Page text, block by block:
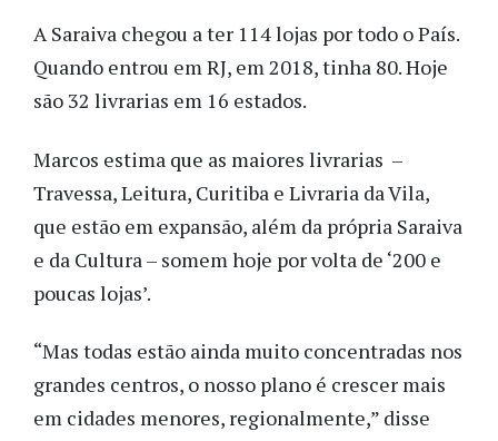
A Saraiva chegou a ter 114 lojas por todo o País.
Quando entrou em RJ, em 2018, tinha 80. Hoje
são 32 livrarias em 16 estados.
Marcos estima que as maiores livrarias –
Travessa, Leitura, Curitiba e Livraria da Vila,
que estão em expansão, além da própria Saraiva
e da Cultura – somem hoje por volta de ‘200 e
poucas lojas’.
“Mas todas estão ainda muito concentradas nos
grandes centros, o nosso plano é crescer mais
em cidades menores, regionalmente,” disse